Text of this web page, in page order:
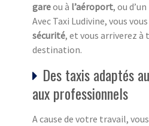
gareou à l’aéroport, ou
Avec Taxi Ludivine, vous
sécurité, et vous arriverez à
destination.
Des taxis adaptés
aux professionnels
A cause de votre travail,